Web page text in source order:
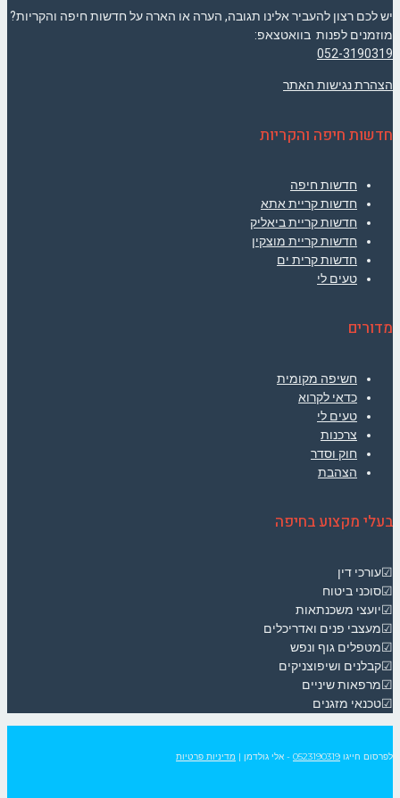
יש לכם רצון להעביר אלינו תגובה, הערה או הארה על חדשות חיפה והקריות?
מוזמנים לפנות בוואטצאפ:
052-3190319
הצהרת נגישות האתר
חדשות חיפה והקריות
חדשות חיפה
חדשות קריית אתא
חדשות קריית ביאליק
חדשות קריית מוצקין
חדשות קרית ים
טעים לי
מדורים
חשיפה מקומית
כדאי לקרוא
טעים לי
צרכנות
חוק וסדר
הצהבת
בעלי מקצוע בחיפה
☑עורכי דין
☑סוכני ביטוח
☑יועצי משכנתאות
☑מעצבי פנים ואדריכלים
☑מטפלים גוף ונפש
☑קבלנים ושיפוצניקים
☑מרפאות שיניים
☑טכנאי מזגנים
לפרסום חייגו 0523190319 - אלי גולדמן | מדיניות פרטיות